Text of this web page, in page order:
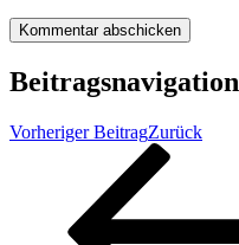
Beitragsnavigation
Vorheriger BeitragZurück